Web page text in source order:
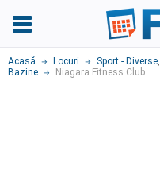
Acasă Locuri Sport - Diverse,
Bazine
Niagara Fitness Club